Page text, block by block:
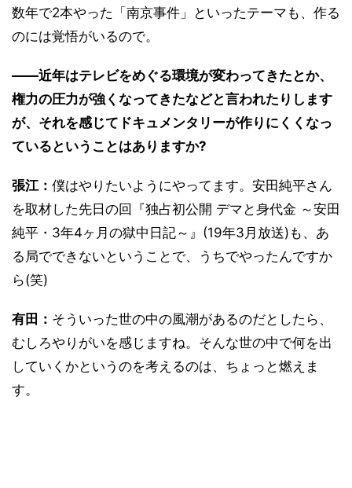
数年で2本やった「南京事件」といったテーマも、作る
のには覚悟がいるので。
――近年はテレビをめぐる環境が変わってきたとか、
権力の圧力が強くなってきたなどと言われたりします
が、それを感じてドキュメンタリーが作りにくくなっ
ているということはありますか?
張江： 僕はやりたいようにやってます。安田純平さん
を取材した先日の回『独占初公開 デマと身代金 ～安田
純平・3年4ヶ月の獄中日記～』(19年3月放送)も、あ
る局でできないということで、うちでやったんですか
ら(笑)
有田： そういった世の中の風潮があるのだとしたら、
むしろやりがいを感じますね。そんな世の中で何を出
していくかというのを考えるのは、ちょっと燃えま
す。